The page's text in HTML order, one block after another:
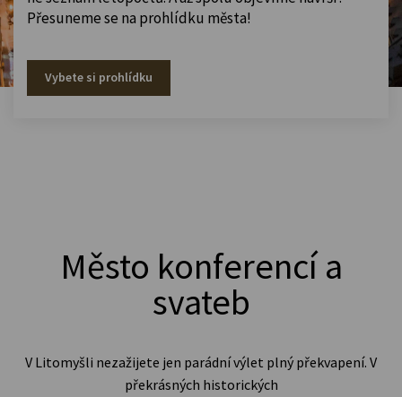
Přesuneme se na prohlídku města!
Vybete si prohlídku
Město konferencí a
svateb
V Litomyšli nezažijete jen parádní výlet plný překvapení. V
překrásných historických